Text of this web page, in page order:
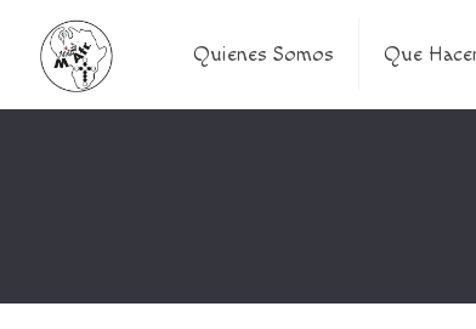
Quienes Somos Que